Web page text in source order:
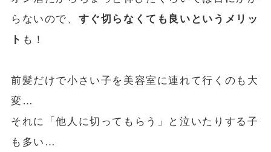
らないので、 すぐ切らなくても良いというメリッ
ト も！
前髪だけで小さい子を美容室に連れて行くのも大
変…
それに「他人に切ってもらう」と泣いたりする子
も多い…